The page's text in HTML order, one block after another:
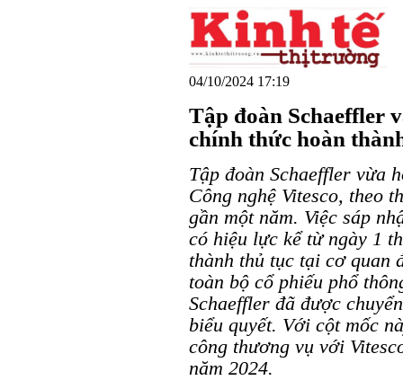
04/10/2024 17:19
Tập đoàn Schaeffler
chính thức hoàn
Tập đoàn Schaeffler vừa
Công nghệ Vitesco, theo
gần một năm. Việc sáp
có hiệu lực kể từ ngày 1
thành thủ tục tại cơ quan
toàn bộ cổ phiếu phổ
Schaeffler đã được
biểu quyết. Với cột mốc
công thương vụ với
năm 2024.